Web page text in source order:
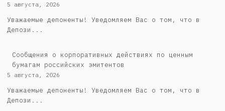
5 августа, 2026
Уважаемые депоненты! Уведомляем Вас о том, что в
Депози...
Cообщения о корпоративных действиях по ценным
бумагам российских эмитентов
5 августа, 2026
Уважаемые депоненты! Уведомляем Вас о том, что в
Депози...